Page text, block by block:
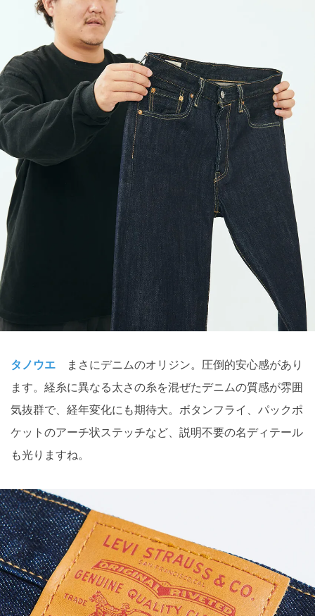
タノウエ まさにデニムのオリジン。圧倒的安心感があり
ます。経糸に異なる太さの糸を混ぜたデニムの質感が雰囲
気抜群で、経年変化にも期待大。ボタンフライ、パックポ
ケットのアーチ状ステッチなど、説明不要の名ディテール
も光りますね。